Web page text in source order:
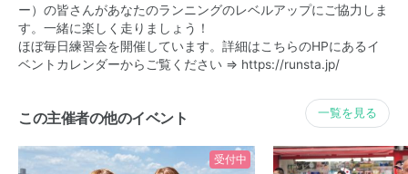
ー）の皆さんがあなたのランニングのレベルアップにご協力しま
す。一緒に楽しく走りましょう！
ほぼ毎日練習会を開催しています。詳細はこちらのHPにあるイ
ベントカレンダーからご覧ください ⇒ https://runsta.jp/
この主催者の他のイベント 一覧を見る
受付中